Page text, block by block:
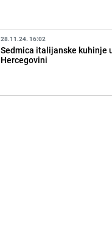
28.11.24. 16:02
Sedmica italijanske kuhinje
Hercegovini